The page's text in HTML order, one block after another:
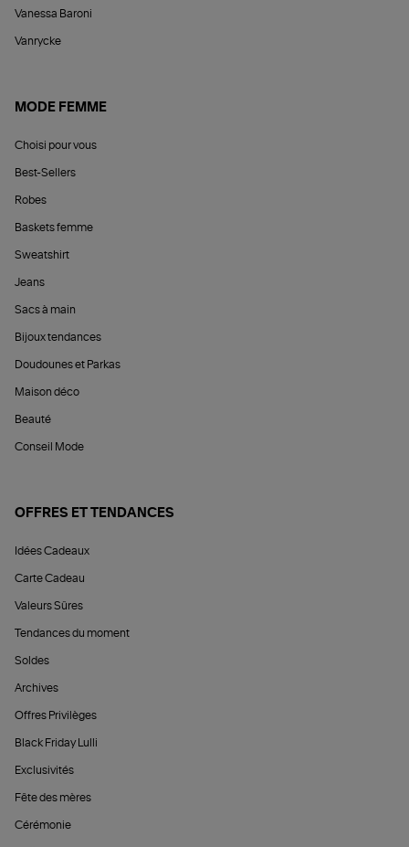
Vanessa Baroni
Vanrycke
MODE FEMME
Choisi pour vous
Best-Sellers
Robes
Baskets femme
Sweatshirt
Jeans
Sacs à main
Bijoux tendances
Doudounes et Parkas
Maison déco
Beauté
Conseil Mode
OFFRES ET TENDANCES
Idées Cadeaux
Carte Cadeau
Valeurs Sûres
Tendances du moment
Soldes
Archives
Offres Privilèges
Black Friday Lulli
Exclusivités
Fête des mères
Cérémonie